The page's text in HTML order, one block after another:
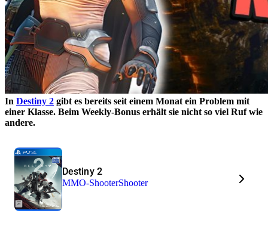
In Destiny 2 gibt es bereits seit einem Monat ein Problem mit
einer Klasse. Beim Weekly-Bonus erhält sie nicht so viel Ruf wie
andere.
Destiny 2
MMO-ShooterShooter